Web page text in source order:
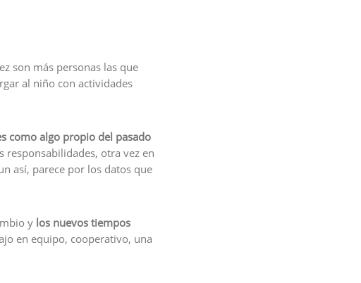
son más personas las que
al niño con actividades
como algo propio del pasado
responsabilidades, otra vez en
así, parece por los datos que
y los nuevos tiempos
en equipo, cooperativo, una